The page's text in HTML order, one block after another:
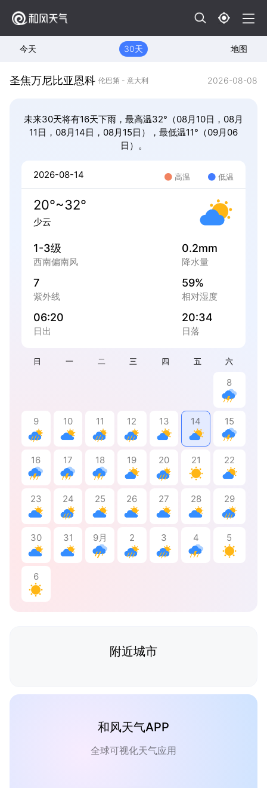
今天 30天 地图
圣焦万尼比亚恩科 伦巴第 - 意大利 2026-08-08
未来30天将有16天下雨，最高温32°（08月10日，08月
11日，08月14日，08月15日），最低温11°（09月06
日）。
日 一 二 三 四 五 六
8
9 10 11 12 13 14 15
16 17 18 19 20 21 22
23 24 25 26 27 28 29
30 31 9月 2 3 4 5
6
2026-08-14 高温 低温
20°~32°
少云
1-3级
西南偏南风
0.2mm
降水量
7
紫外线
59%
相对湿度
06:20
日出
20:34
日落
附近城市
和风天气APP
全球可视化天气应用